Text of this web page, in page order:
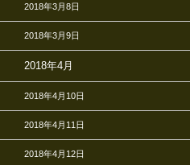
2018年3月8日
2018年3月9日
2018年4月
2018年4月10日
2018年4月11日
2018年4月12日